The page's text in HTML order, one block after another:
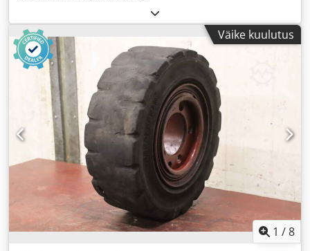
Väike kuulutus
1 /8